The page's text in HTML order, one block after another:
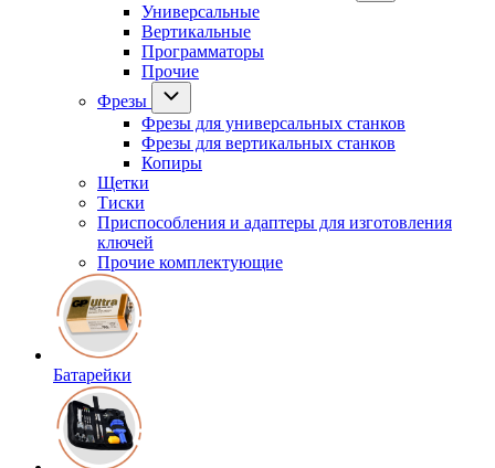
Универсальные
Вертикальные
Программаторы
Прочие
Фрезы
Фрезы для универсальных станков
Фрезы для вертикальных станков
Копиры
Щетки
Тиски
Приспособления и адаптеры для изготовления
ключей
Прочие комплектующие
Батарейки